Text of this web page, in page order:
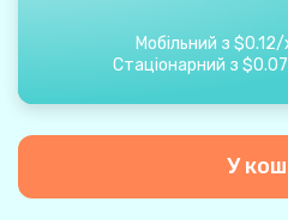
Мобільний з $0.12/
Стаціонарний з $
У